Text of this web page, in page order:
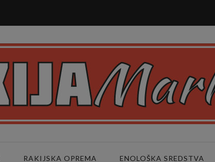
RAKIJSKA OPREMA ENOLOŠKA SREDSTVA